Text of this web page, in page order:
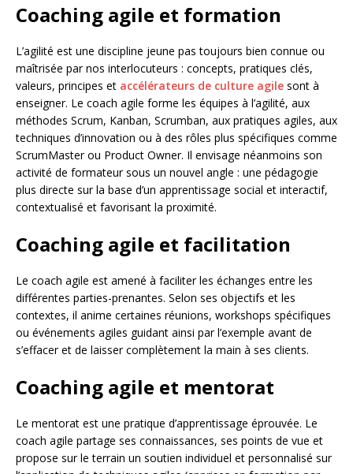
Coaching agile et formation
L’agilité est une discipline jeune pas toujours bien connue ou
maîtrisée par nos interlocuteurs : concepts, pratiques clés,
valeurs, principes et accélérateurs de culture agile sont à
enseigner. Le coach agile forme les équipes à l’agilité, aux
méthodes Scrum, Kanban, Scrumban, aux pratiques agiles, aux
techniques d’innovation ou à des rôles plus spécifiques comme
ScrumMaster ou Product Owner. Il envisage néanmoins son
activité de formateur sous un nouvel angle : une pédagogie
plus directe sur la base d’un apprentissage social et interactif,
contextualisé et favorisant la proximité.
Coaching agile et facilitation
Le coach agile est amené à faciliter les échanges entre les
différentes parties-prenantes. Selon ses objectifs et les
contextes, il anime certaines réunions, workshops spécifiques
ou événements agiles guidant ainsi par l’exemple avant de
s’effacer et de laisser complètement la main à ses clients.
Coaching agile et mentorat
Le mentorat est une pratique d’apprentissage éprouvée. Le
coach agile partage ses connaissances, ses points de vue et
propose sur le terrain un soutien individuel et personnalisé sur